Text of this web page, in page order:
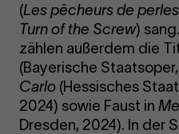
(Les pêcheurs de perles
Turn of the Screw) sang.
zählen außerdem die
(Bayerische
Carlo (Hessisches
2024) sowie Faust in
Dresden, 2024). In der